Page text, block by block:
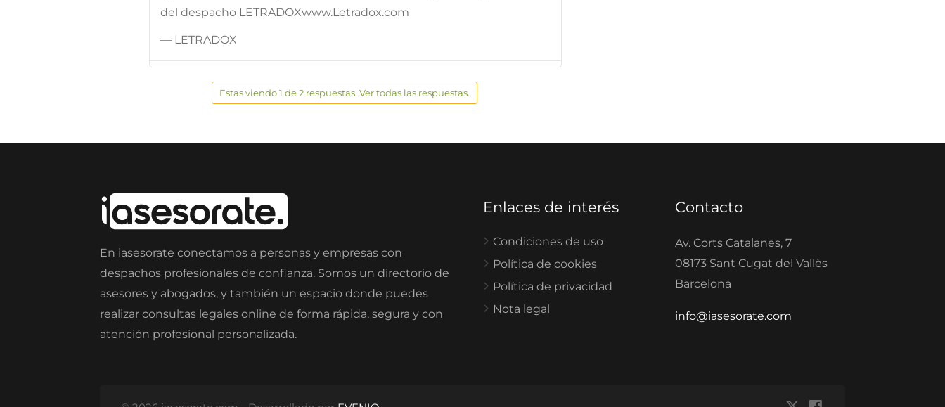
del despacho LETRADOXwww.Letradox.com
— LETRADOX
Estas viendo 1 de 2 respuestas. Ver todas las respuestas.
En iasesorate conectamos a personas y empresas con
despachos profesionales de confianza. Somos un directorio de
asesores y abogados, y también un espacio donde puedes
realizar consultas legales online de forma rápida, segura y con
atención profesional personalizada.
Enlaces de interés
Condiciones de uso
Política de cookies
Política de privacidad
Nota legal
Contacto
Av. Corts Catalanes, 7
08173 Sant Cugat del Vallès
Barcelona
info@iasesorate.com